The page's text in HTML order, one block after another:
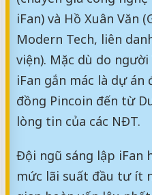
iFan) và Hồ Xuân Văn
Modern Tech, liên
viện). Mặc dù do
iFan gắn mác là dự án
đồng Pincoin đến từ
lòng tin của các NĐT.
Đội ngũ sáng lập iFan
mức lãi suất đầu tư ít